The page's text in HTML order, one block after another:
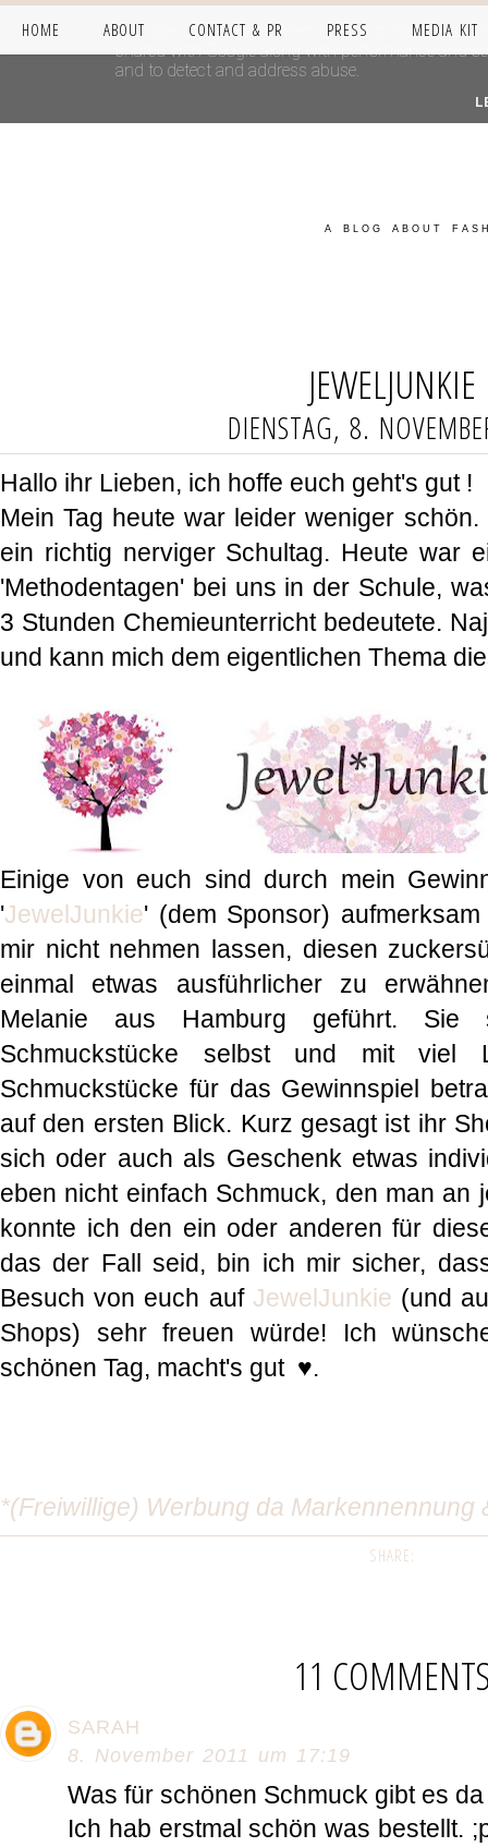
HOME ABOUT CONTACT & PR PRESS MEDIA KIT
A BLOG ABOUT
JEWELJUNKIE
DIENSTAG, 8.
Hallo ihr Lieben, ich hoffe euch geht's gut !
Mein Tag heute war leider weniger
ein richtig nerviger Schultag. Heute war
'Methodentagen' bei uns in der Schule,
3 Stunden Chemieunterricht bedeutete.
und kann mich dem eigentlichen Thema
Einige von euch sind durch mein
'JewelJunkie' (dem Sponsor)
mir nicht nehmen lassen, diesen
einmal etwas ausführlicher zu
Melanie aus Hamburg geführt.
Schmuckstücke selbst und mit
Schmuckstücke für das Gewinnspiel
auf den ersten Blick. Kurz gesagt ist ihr
sich oder auch als Geschenk etwas
eben nicht einfach Schmuck, den man an
konnte ich den ein oder anderen für
das der Fall seid, bin ich mir sicher,
Besuch von euch auf JewelJunkie (und
Shops) sehr freuen würde! Ich
schönen Tag, macht's gut ♥.
*(Freiwillige) Werbung da Markennennung
SHARE:
11
SARAH
8. November 2011 um 17:19
Was für schönen Schmuck gibt es
Ich hab erstmal schön was bestellt.
This site uses cookies from Google to deliver its
shared with Google along with performance and
and to detect and address abuse.